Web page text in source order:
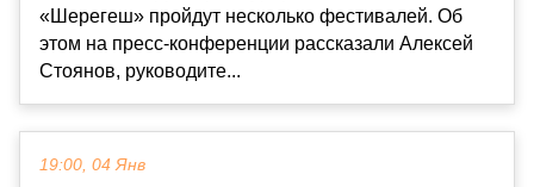
«Шерегеш» пройдут несколько фестивалей. Об
этом на пресс-конференции рассказали Алексей
Стоянов, руководите...
19:00, 04 Янв